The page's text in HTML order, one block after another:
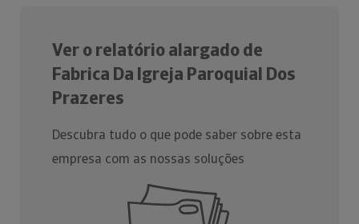
Ver o relatório alargado de
Fabrica Da Igreja Paroquial Dos
Prazeres
Descubra tudo o que pode saber sobre esta
empresa com as nossas soluções